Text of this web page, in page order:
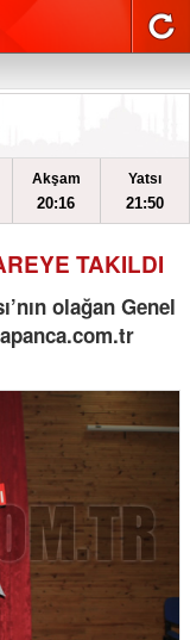
Akşam
20:16
Yatsı
21:50
TAKILDI
olağan Genel